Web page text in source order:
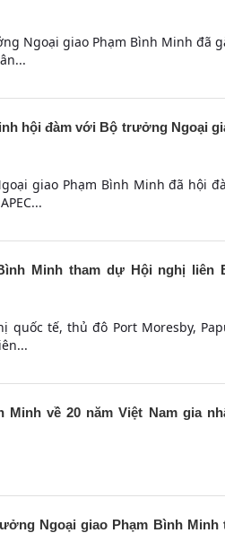
Ngoại giao Phạm Bình Minh đã
hội đàm với Bộ trưởng Ngoại
giao Phạm Bình Minh đã hội
Minh tham dự Hội nghị liên
quốc tế, thủ đô Port Moresby,
về 20 năm Việt Nam gia
Ngoại giao Phạm Bình Minh